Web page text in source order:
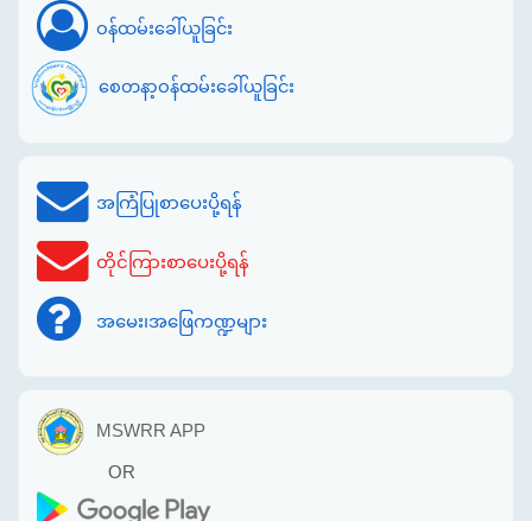
ဝန်ထမ်းခေါ်ယူခြင်း
စေတနာ့ဝန်ထမ်းခေါ်ယူခြင်း
အကြံပြုစာပေးပို့ရန်
တိုင်ကြားစာပေးပို့ရန်
အမေး၊အဖြေကဏ္ဍများ
MSWRR APP
OR